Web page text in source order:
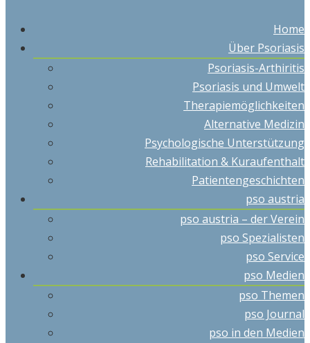
Home
Über Psoriasis
Psoriasis-Arthiritis
Psoriasis und Umwelt
Therapiemöglichkeiten
Alternative Medizin
Psychologische Unterstützung
Rehabilitation & Kuraufenthalt
Patientengeschichten
pso austria
pso austria – der Verein
pso Spezialisten
pso Service
pso Medien
pso Themen
pso Journal
pso in den Medien